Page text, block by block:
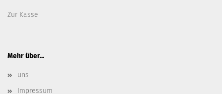
Zur Kasse
Mehr über...
uns
Impressum